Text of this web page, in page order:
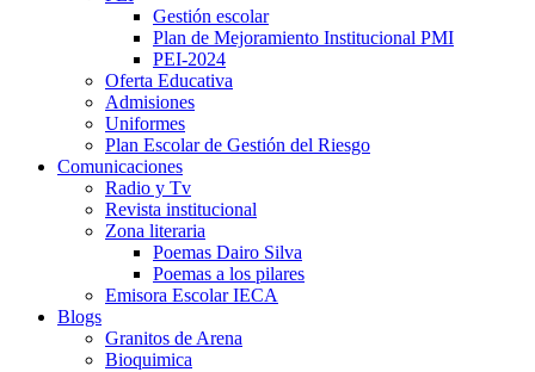
Gestión escolar
Plan de Mejoramiento Institucional PMI
PEI-2024
Oferta Educativa
Admisiones
Uniformes
Plan Escolar de Gestión del Riesgo
Comunicaciones
Radio y Tv
Revista institucional
Zona literaria
Poemas Dairo Silva
Poemas a los pilares
Emisora Escolar IECA
Blogs
Granitos de Arena
Bioquimica